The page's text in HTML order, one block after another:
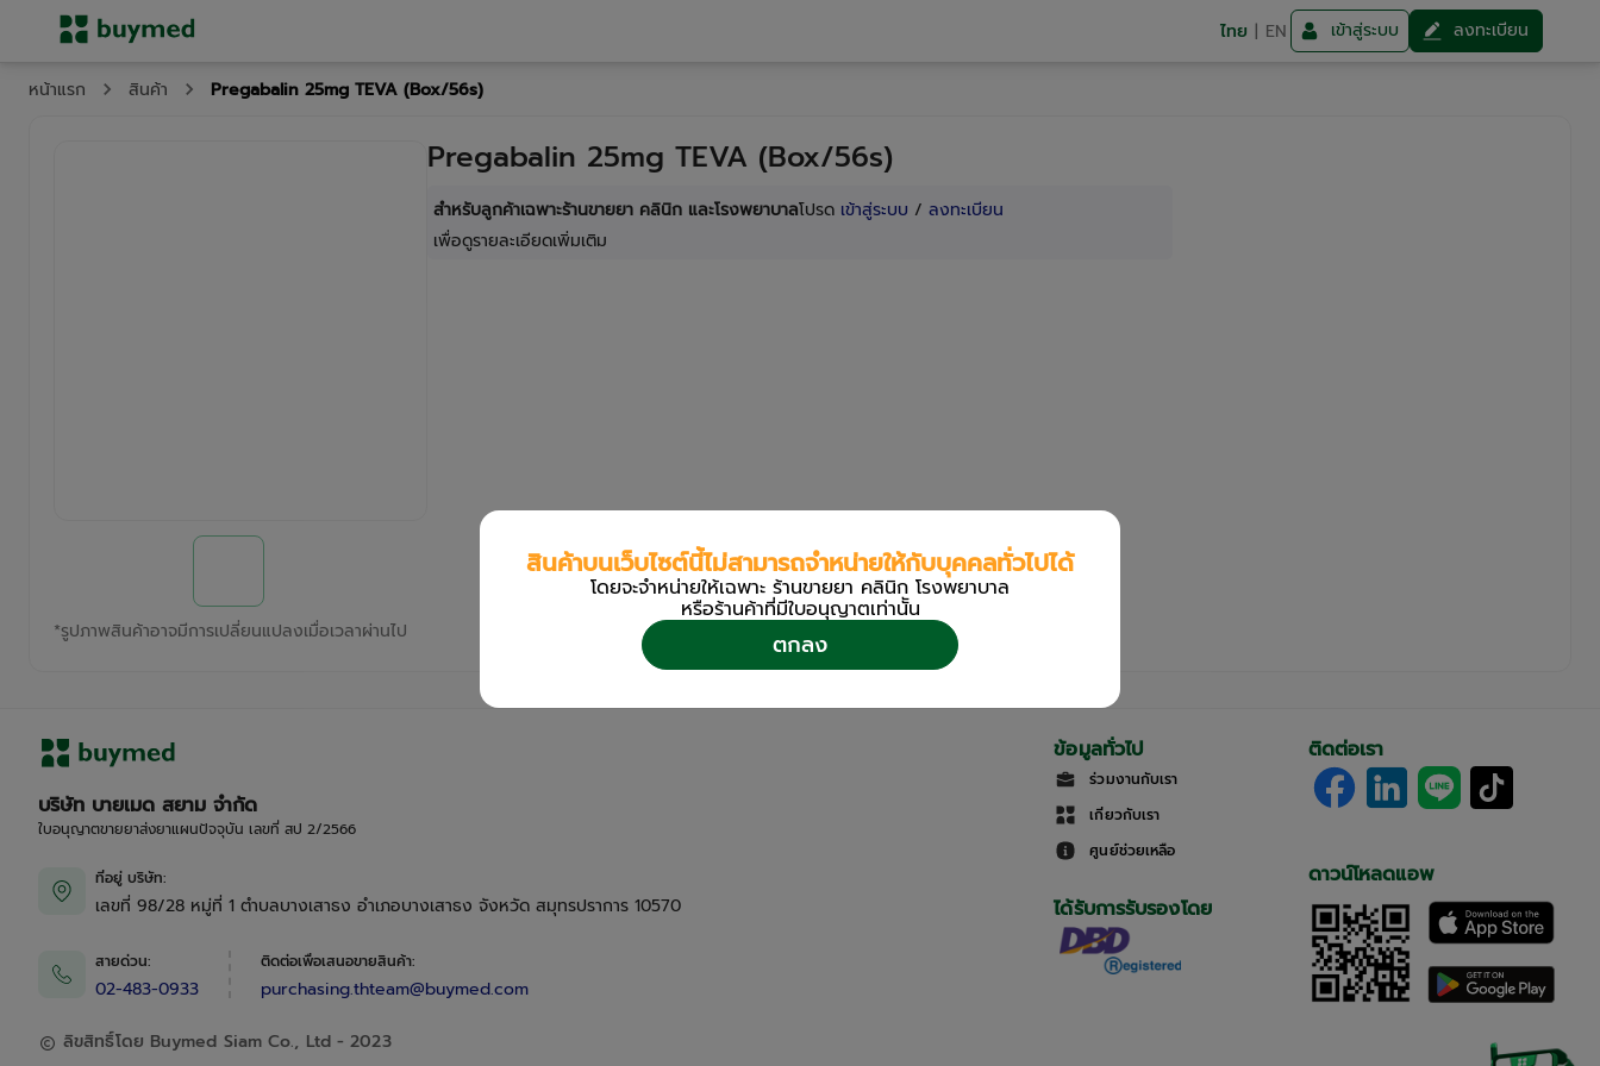
ไทย | EN เข้าสู่ระบบ ลงทะเบียน
หน้าแรก สินค้า Pregabalin 25mg TEVA (Box/56s)
*รูปภาพสินค้าอาจมีการเปลี่ยนแปลงเมื่อเวลาผ่านไป
Pregabalin 25mg TEVA (Box/56s)
สำหรับลูกค้าเฉพาะร้านขายยา คลินิก และโรงพยาบาลโปรด เข้าสู่ระบบ / ลงทะเบียน
เพื่อดูรายละเอียดเพิ่มเติม
บริษัท บายเมด สยาม จำกัด
ใบอนุญาตขายยาส่งยาแผนปัจจุบัน เลขที่ สป 2/2566
ที่อยู่ บริษัท:
เลขที่ 98/28 หมู่ที่ 1 ตำบลบางเสาธง อำเภอบางเสาธง จังหวัด สมุทรปราการ 10570
สายด่วน:
02-483-0933
ติดต่อเพื่อเสนอขายสินค้า:
purchasing.thteam@buymed.com
ลิขสิทธิ์โดย Buymed Siam Co., Ltd - 2023
ข้อมูลทั่วไป
ร่วมงานกับเรา
เกี่ยวกับเรา
ศูนย์ช่วยเหลือ
ได้รับการรับรองโดย
ติดต่อเรา
ดาวน์โหลดแอพ
สินค้าบนเว็บไซต์นี้ไม่สามารถจำหน่ายให้กับบุคคลทั่วไปได้
โดยจะจำหน่ายให้เฉพาะ ร้านขายยา คลินิก โรงพยาบาล
หรือร้านค้าที่มีใบอนุญาตเท่านััน
ตกลง